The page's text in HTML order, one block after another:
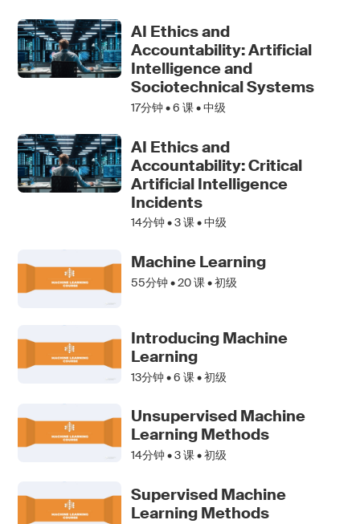
AI Ethics and
Accountability: Artificial
Intelligence and
Sociotechnical Systems
17分钟 •6 课 • 中级
AI Ethics and
Accountability: Critical
Artificial Intelligence
Incidents
14分钟 •3课 • 中级
Machine Learning
55分钟 •20课 • 初级
Introducing Machine
Learning
13分钟 •6 课 • 初级
Unsupervised Machine
Learning Methods
14分钟 •3课 • 初级
Supervised Machine
Learning Methods